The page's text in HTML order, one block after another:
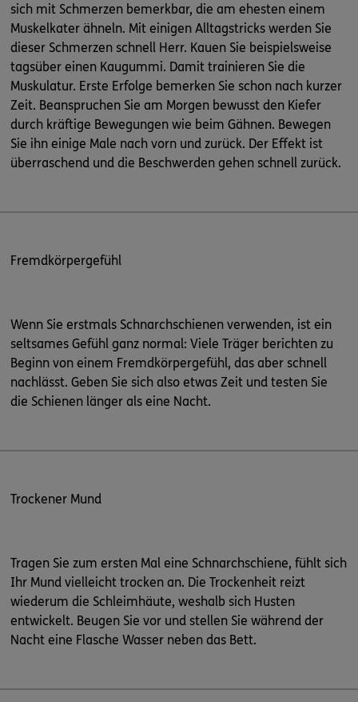
sich mit Schmerzen bemerkbar, die am ehesten einem
Muskelkater ähneln. Mit einigen Alltagstricks werden Sie
dieser Schmerzen schnell Herr. Kauen Sie beispielsweise
tagsüber einen Kaugummi. Damit trainieren Sie die
Muskulatur. Erste Erfolge bemerken Sie schon nach kurzer
Zeit. Beanspruchen Sie am Morgen bewusst den Kiefer
durch kräftige Bewegungen wie beim Gähnen. Bewegen
Sie ihn einige Male nach vorn und zurück. Der Effekt ist
überraschend und die Beschwerden gehen schnell zurück.
Fremdkörpergefühl
Wenn Sie erstmals Schnarchschienen verwenden, ist ein
seltsames Gefühl ganz normal: Viele Träger berichten zu
Beginn von einem Fremdkörpergefühl, das aber schnell
nachlässt. Geben Sie sich also etwas Zeit und testen Sie
die Schienen länger als eine Nacht.
Trockener Mund
Tragen Sie zum ersten Mal eine Schnarchschiene, fühlt sich
Ihr Mund vielleicht trocken an. Die Trockenheit reizt
wiederum die Schleimhäute, weshalb sich Husten
entwickelt. Beugen Sie vor und stellen Sie während der
Nacht eine Flasche Wasser neben das Bett.